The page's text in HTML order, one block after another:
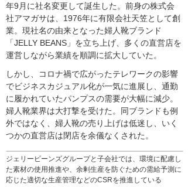
ジェリービーンズグループと子会社では、環境に配慮し
た素材の使用推進や、余剰生産を防ぐための需給予測に
応じた適切な生産管理などのCSRを推進している
年9月に社名変更して誕生した。前身の株式会
社アマガサは、1976年に有限会社天笠として創
業。現社名の由来となった婦人靴ブランド
「JELLY BEANS」を立ち上げ、多くの直営店を
運営しながら業績を順調に拡大していた。
しかし、コロナ禍で広がったテレワークの影響
でビジネスカジュアル化が一気に進展し、通勤
に履かれていたパンプスの需要が大幅に減少。
婦人靴業界は大打撃を受けた。同ブランドも例
外ではなく、婦人靴の売り上げは低迷し、いく
つかの直営店は閉店を余儀なくされた。